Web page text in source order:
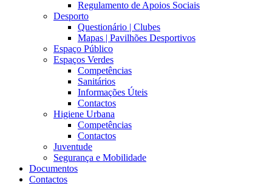
Regulamento de Apoios Sociais
Desporto
Questionário | Clubes
Mapas | Pavilhões Desportivos
Espaço Público
Espaços Verdes
Competências
Sanitários
Informações Úteis
Contactos
Higiene Urbana
Competências
Contactos
Juventude
Segurança e Mobilidade
Documentos
Contactos